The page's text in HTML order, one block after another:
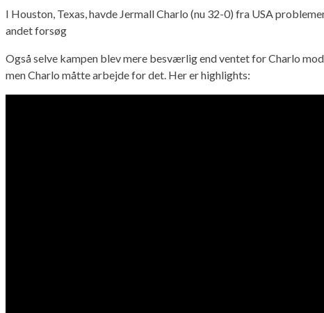
I Houston, Texas, havde Jermall Charlo (nu 32-0) fra USA
andet forsøg
Også selve kampen blev mere besværlig end ventet for Charlo
men Charlo måtte arbejde for det. Her er highlights: